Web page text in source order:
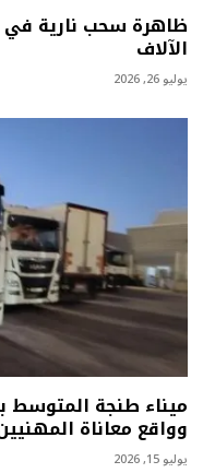
ظاهرة سحب نارية في
الآلاف
يوليو 26, 2026
ميناء طنجة المتوسط
وواقع معاناة
يوليو 15, 2026